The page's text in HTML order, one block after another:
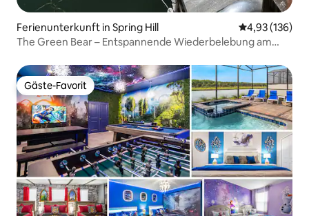
Ferienunterkunft in Spring Hill
4,93 (136)
The Green Bear – Entspannende Wiederbelebung am
Gäste-Favorit
Gäste-Favorit